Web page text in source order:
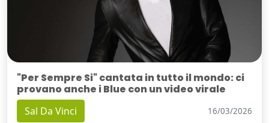
"Per Sempre Si" cantata in tutto il mondo: ci
provano anche i Blue con un video virale
Sal Da Vinci 16/03/2026